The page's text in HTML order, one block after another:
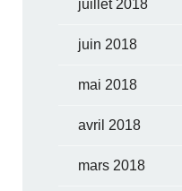
juillet 2018
juin 2018
mai 2018
avril 2018
mars 2018